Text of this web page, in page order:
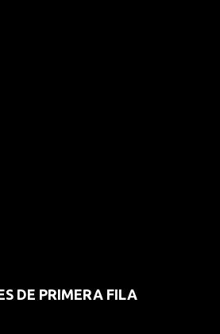
DE PRIMERA FILA